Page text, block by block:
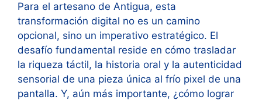
Para el artesano de Antigua, esta
transformación digital no es un camino
opcional, sino un imperativo estratégico. El
desafío fundamental reside en cómo trasladar
la riqueza táctil, la historia oral y la autenticidad
sensorial de una pieza única al frío pixel de una
pantalla. Y, aún más importante, ¿cómo lograr